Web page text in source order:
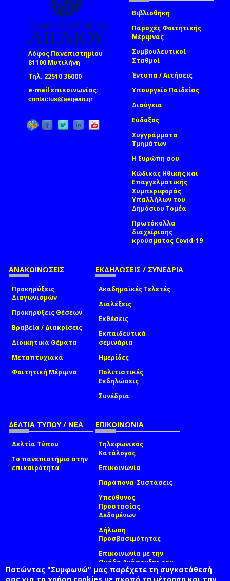
Λόφος Πανεπιστημίου
81100 Μυτιλήνη
Τηλ. 22510 36000
e-mail επικοινωνίας:
contactus@aegean.gr
Βιβλιοθήκη
Παροχές Φοιτητικής
Μέριμνας
Συμβουλευτικοί
Σταθμοί
Έντυπα / Αιτήσεις
Υπουργείο Παιδείας
Διαύγεια
Εύδοξος
Συγγράμματα
Τμημάτων
Η Ευρώπη σου
Κώδικας Ηθικής και
Επαγγελματικής
Συμπεριφοράς
Υπαλλήλων του
Δημόσιου Τομέα
Πρωτόκολλα
διαχείρισης
κρούσματος Covid-19
ΑΝΑΚΟΙΝΩΣΕΙΣ
Προκηρύξεις
Διαγωνισμών
Προκηρύξεις Θέσεων
Βραβεία / Διακρίσεις
Διοικητικά Θέματα
Μεταπτυχιακά
Φοιτητική Μέριμνα
ΕΚΔΗΛΩΣΕΙΣ / ΣΥΝΕΔΡΙΑ
Ακαδημαϊκές Τελετές
Διαλέξεις
Εκθέσεις
Εκπαιδευτικά
σεμινάρια
Ημερίδες
Πολιτιστικές
Εκδηλώσεις
Συνέδρια
ΔΕΛΤΙΑ ΤΥΠΟΥ / ΝΕΑ
Δελτία Τύπου
Το πανεπιστήμιο στην
επικαιρότητα
ΕΠΙΚΟΙΝΩΝΙΑ
Τηλεφωνικός
Κατάλογος
Επικοινωνία
Παράπονα-Συστάσεις
Υπεύθυνος
Προστασίας
Δεδομένων
Δήλωση
Προσβασιμότητας
Επικοινωνία με την
Ομάδα Ανάπτυξης του
site(link sends e-mail)
Πατώντας "Συμφωνώ" μας παρέχετε τη συγκατάθεσή